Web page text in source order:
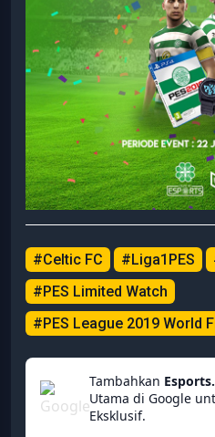
#Celtic FC #Liga1PES
#PES Limited Watch
#PES League 2019 World
Tambahkan
Utama di Google
Eksklusif.